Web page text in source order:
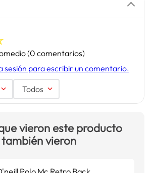
(0 comentarios)
sesión para escribir un comentario.
Todos
vieron este producto
también vieron